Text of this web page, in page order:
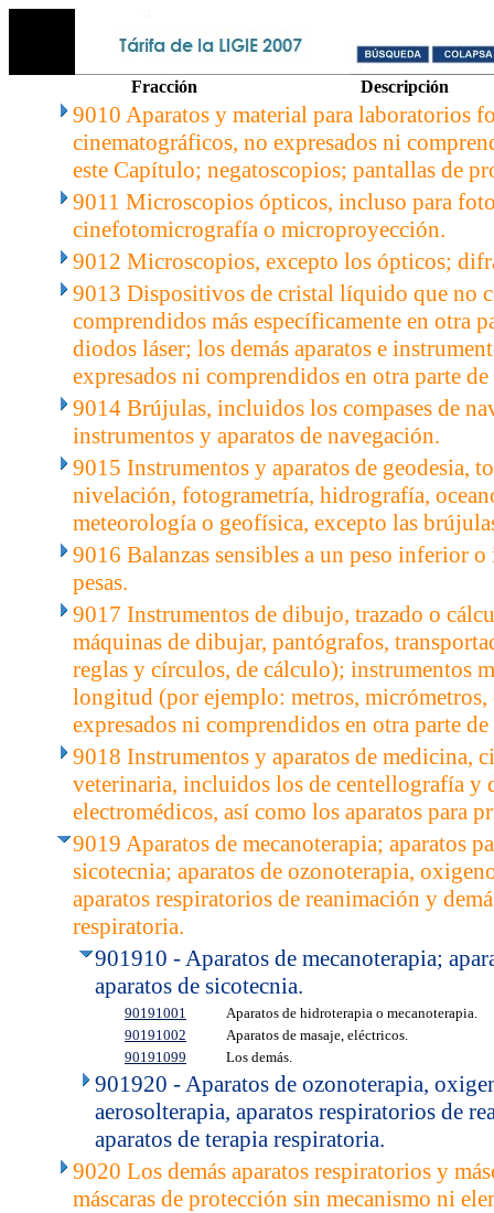
Fracción Descripción
9010 Aparatos y material para laboratorios
cinematográficos, no expresados ni
este Capítulo; negatoscopios; pantallas de
9011 Microscopios ópticos, incluso para
cinefotomicrografía o microproyección.
9012 Microscopios, excepto los ópticos;
9013 Dispositivos de cristal líquido que no
comprendidos más específicamente en otra
diodos láser; los demás aparatos e
expresados ni comprendidos en otra parte
9014 Brújulas, incluidos los compases de
instrumentos y aparatos de navegación.
9015 Instrumentos y aparatos de geodesia,
nivelación, fotogrametría, hidrografía,
meteorología o geofísica, excepto las
9016 Balanzas sensibles a un peso inferior
pesas.
9017 Instrumentos de dibujo, trazado o
máquinas de dibujar, pantógrafos,
reglas y círculos, de cálculo); instrumentos
longitud (por ejemplo: metros, micrómetros,
expresados ni comprendidos en otra parte
9018 Instrumentos y aparatos de medicina,
veterinaria, incluidos los de centellografía y
electromédicos, así como los aparatos para
9019 Aparatos de mecanoterapia; aparatos
sicotecnia; aparatos de ozonoterapia,
aparatos respiratorios de reanimación y
respiratoria.
901910 - Aparatos de mecanoterapia;
aparatos de sicotecnia.
90191001
Aparatos de hidroterapia o mecanoterapia.
90191002
Aparatos de masaje, eléctricos.
90191099
Los demás.
901920 - Aparatos de ozonoterapia,
aerosolterapia, aparatos respiratorios de
aparatos de terapia respiratoria.
9020 Los demás aparatos respiratorios y
máscaras de protección sin mecanismo ni